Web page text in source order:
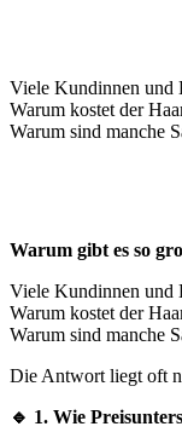
Viele Kundinnen und
Warum kostet der
Warum sind manche
Warum gibt es so
Viele Kundinnen und
Warum kostet der
Warum sind manche
Die Antwort liegt oft
🔹 1. Wie